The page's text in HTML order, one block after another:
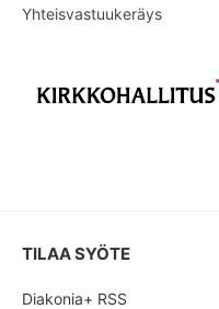
Yhteisvastuukeräys
TILAA SYÖTE
Diakonia+ RSS